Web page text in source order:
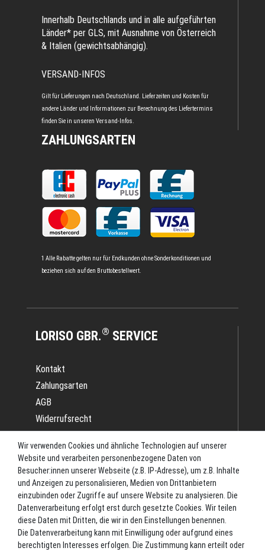
Innerhalb Deutschlands und in alle aufgeführten
Länder* per GLS, mit Ausnahme von Österreich
& Italien (gewichtsabhängig).
VERSAND-INFOS
Gilt für Lieferungen nach Deutschland. Lieferzeiten und Kosten für
andere Länder und Informationen zur Berechnung des Liefertermins
finden Sie in unseren Versand-Infos.
ZAHLUNGSARTEN
1 Alle Rabatte gelten nur für Endkunden ohne Sonderkonditionen und
beziehen sich auf den Bruttobestellwert.
LORISO GBR.® SERVICE
Kontakt
Zahlungsarten
AGB
Widerrufsrecht
Impressum
Datenschutz
Batterieverordnung
Versand
Blog
TOP-KATEGORIEN
Wir verwenden Cookies und ähnliche Technologien auf unserer
Website und verarbeiten personenbezogene Daten von
Besucher:innen unserer Webseite (z.B. IP-Adresse), um z.B. Inhalte
und Anzeigen zu personalisieren, Medien von Drittanbietern
einzubinden oder Zugriffe auf unsere Website zu analysieren. Die
Datenverarbeitung erfolgt erst durch gesetzte Cookies. Wir teilen
diese Daten mit Dritten, die wir in den Einstellungen benennen.
Die Datenverarbeitung kann mit Einwilligung oder aufgrund eines
berechtigten Interesses erfolgen. Die Zustimmung kann erteilt oder